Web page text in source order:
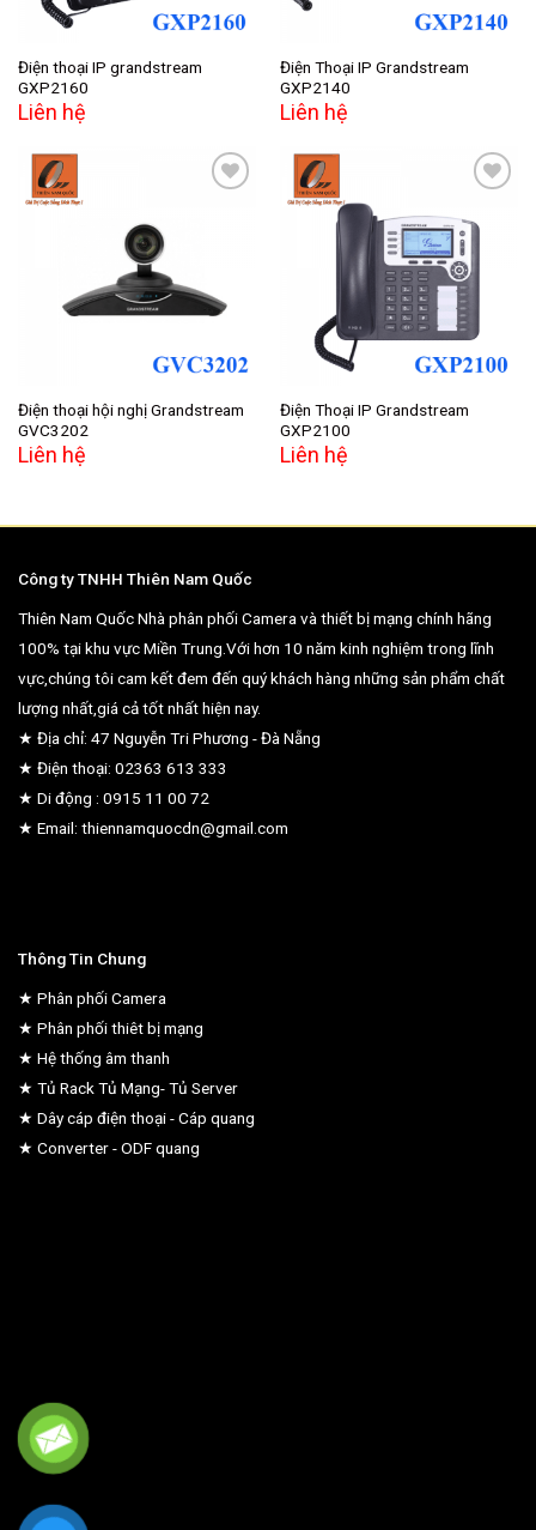
Điện thoại IP grandstream
GXP2160
Liên hệ
Điện Thoại IP Grandstream
GXP2140
Liên hệ
Điện thoại hội nghị Grandstream
GVC3202
Liên hệ
Add to
wishlist
Điện Thoại IP Grandstream
GXP2100
Liên hệ
Công ty TNHH Thiên Nam Quốc
Thiên Nam Quốc Nhà phân phối Camera và thiết bị mạng chính hãng
100% tại khu vực Miền Trung.Với hơn 10 năm kinh nghiệm trong lĩnh
vực,chúng tôi cam kết đem đến quý khách hàng những sản phẩm chất
lượng nhất,giá cả tốt nhất hiện nay.
★ Địa chỉ: 47 Nguyễn Tri Phương - Đà Nẵng
★ Điện thoại: 02363 613 333
★ Di động : 0915 11 00 72
★ Email: thiennamquocdn@gmail.com
Thông Tin Chung
★ Phân phối Camera
★ Phân phối thiêt bị mạng
★ Hệ thống âm thanh
★ Tủ Rack Tủ Mạng- Tủ Server
★ Dây cáp điện thoại - Cáp quang
★ Converter - ODF quang